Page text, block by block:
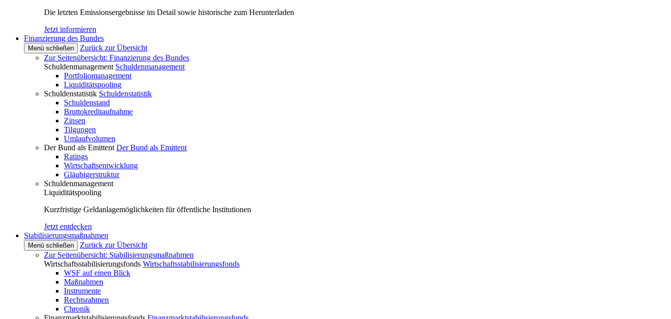
Die letzten Emissionsergebnisse im Detail sowie historische zum Herunterladen
Jetzt informieren
Finanzierung des Bundes
Menü schließen
Zurück zur Übersicht
Zur Seitenübersicht: Finanzierung des Bundes
Schuldenmanagement Schuldenmanagement
Portfoliomanagement
Liquiditätspooling
Schuldenstatistik Schuldenstatistik
Schuldenstand
Bruttokreditaufnahme
Zinsen
Tilgungen
Umlaufvolumen
Der Bund als Emittent Der Bund als Emittent
Ratings
Wirtschaftsentwicklung
Gläubigerstruktur
Schuldenmanagement
Liquiditätspooling
Kurzfristige Geldanlagemöglichkeiten für öffentliche Institutionen
Jetzt entdecken
Stabilisierungsmaßnahmen
Menü schließen
Zurück zur Übersicht
Zur Seitenübersicht: Stabilisierungsmaßnahmen
Wirtschaftsstabilisierungsfonds Wirtschaftsstabilisierungsfonds
WSF auf einen Blick
Maßnahmen
Instrumente
Rechtsrahmen
Chronik